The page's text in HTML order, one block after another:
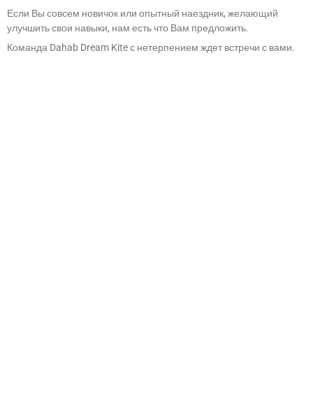
Если Вы совсем новичок или опытный наездник, желающий
улучшить свои навыки, нам есть что Вам предложить.
Команда Dahab Dream Kite с нетерпением ждет встречи с вами.